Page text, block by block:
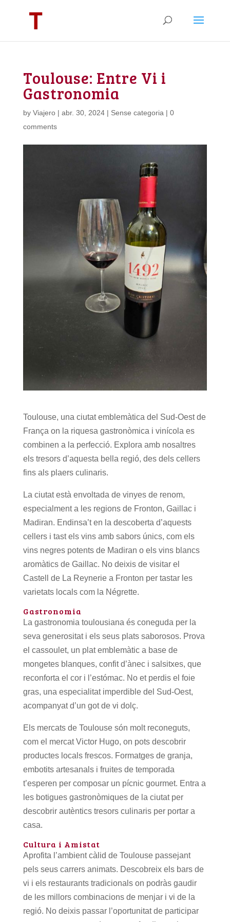
Toulouse: Entre Vi i
Gastronomia
by Viajero| abr. 30, 2024| Sense categoria | 0
comments
Toulouse, una ciutat emblemàtica del Sud-Oest de
França on la riquesa gastronòmica i vinícola es
combinen a la perfecció. Explora amb nosaltres
els tresors d’aquesta bella regió, des dels cellers
fins als plaers culinaris.
La ciutat està envoltada de vinyes de renom,
especialment a les regions de Fronton, Gaillac i
Madiran. Endinsa’t en la descoberta d’aquests
cellers i tast els vins amb sabors únics, com els
vins negres potents de Madiran o els vins blancs
aromàtics de Gaillac. No deixis de visitar el
Castell de La Reynerie a Fronton per tastar les
varietats locals com la Négrette.
Gastronomia
La gastronomia toulousiana és coneguda per la
seva generositat i els seus plats saborosos. Prova
el cassoulet, un plat emblemàtic a base de
mongetes blanques, confit d’ànec i salsitxes, que
reconforta el cor i l’estómac. No et perdis el foie
gras, una especialitat imperdible del Sud-Oest,
acompanyat d’un got de vi dolç.
Els mercats de Toulouse són molt reconeguts,
com el mercat Victor Hugo, on pots descobrir
productes locals frescos. Formatges de granja,
embotits artesanals i fruites de temporada
t’esperen per composar un pícnic gourmet. Entra a
les botigues gastronòmiques de la ciutat per
descobrir autèntics tresors culinaris per portar a
casa.
Cultura i Amistat
Aprofita l’ambient càlid de Toulouse passejant
pels seus carrers animats. Descobreix els bars de
vi i els restaurants tradicionals on podràs gaudir
de les millors combinacions de menjar i vi de la
regió. No deixis passar l’oportunitat de participar